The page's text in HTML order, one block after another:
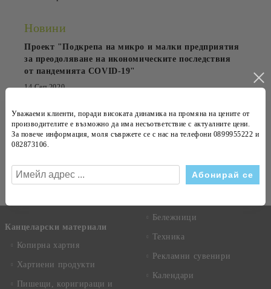
Новини
Проект "Подкрепа на микро и малки предприятия
за преодоляване на икономическите последствия
от пандемията COVID-19"
14 Сеп 2020
OfficePrestige обзаведе Kaneff Center
23 Апр 2015
Виж всички
Канцеларски материали
Копирна хартия
Хартиени продукти
Пишещи, коригиращи и
Бележници
Техника
Рекламни сувенири
Календари
Уважаеми клиенти, поради високата динамика на промяна на цените от
производителите е възможно да има несъответствие с актуалните цени.
За повече информация, моля съвржете се с нас на телефони 0899955222 и
082873106.